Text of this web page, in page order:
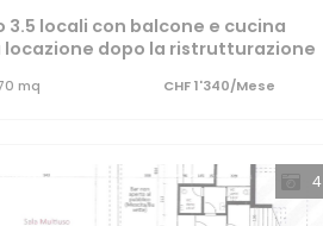
3.5 locali con balcone e cucina
locazione dopo la ristrutturazione
mq CHF 1'340/Mese
4